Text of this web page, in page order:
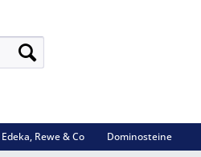
Edeka, Rewe & Co Dominosteine